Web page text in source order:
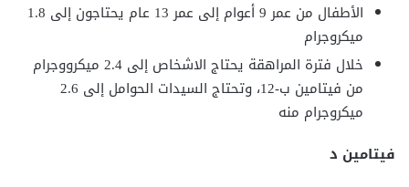
الأطفال من عمر 9 أعوام إلى عمر 13 عام يحتاجون إلى 1.8
ميكروجرام
خلال فترة المراهقة يحتاج الاشخاص إلى 2.4 ميكرووجرام
من فيتامين ب-12، وتحتاج السيدات الحوامل إلى 2.6
ميكروجرام منه
فيتامين د